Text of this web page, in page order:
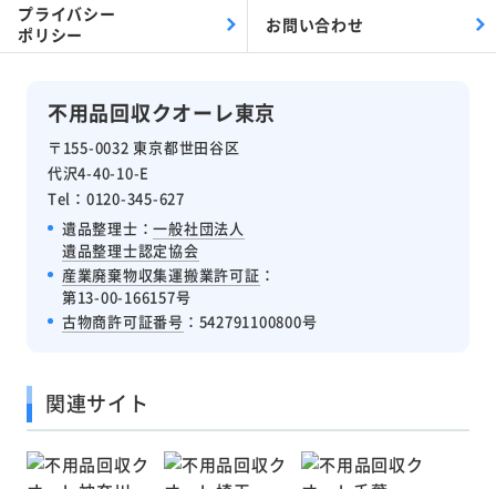
不用品回収クオーレ東京
〒155-0032 東京都世田谷区
代沢4-40-10-E
Tel：0120-345-627
遺品整理士：一般社団法人
遺品整理士認定協会
産業廃棄物収集運搬業許可証 ：
第13-00-166157号
古物商許可証番号 ：542791100800号
プライバシー
ポリシー
お問い合わせ
関連サイト